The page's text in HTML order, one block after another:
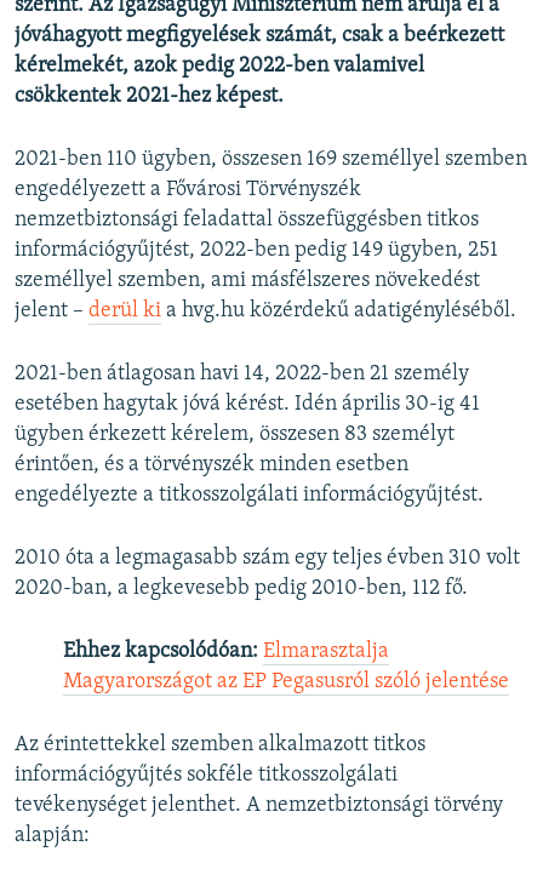
Valamennyi RFE/RL weboldal
szerint. Az Igazságügyi Minisztérium nem árulja el a
jóváhagyott megfigyelések számát, csak a beérkezett
kérelmekét, azok pedig 2022-ben valamivel
csökkentek 2021-hez képest.
2021-ben 110 ügyben, összesen 169 személlyel szemben
engedélyezett a Fővárosi Törvényszék
nemzetbiztonsági feladattal összefüggésben titkos
információgyűjtést, 2022-ben pedig 149 ügyben, 251
személlyel szemben, ami másfélszeres növekedést
jelent – derül ki a hvg.hu közérdekű adatigényléséből.
2021-ben átlagosan havi 14, 2022-ben 21 személy
esetében hagytak jóvá kérést. Idén április 30-ig 41
ügyben érkezett kérelem, összesen 83 személyt
érintően, és a törvényszék minden esetben
engedélyezte a titkosszolgálati információgyűjtést.
2010 óta a legmagasabb szám egy teljes évben 310 volt
2020-ban, a legkevesebb pedig 2010-ben, 112 fő.
Ehhez kapcsolódóan: Elmarasztalja
Magyarországot az EP Pegasusról szóló jelentése
Az érintettekkel szemben alkalmazott titkos
információgyűjtés sokféle titkosszolgálati
tevékenységet jelenthet. A nemzetbiztonsági törvény
alapján: